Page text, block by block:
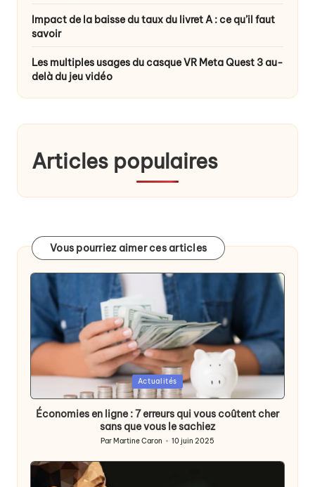
Impact de la baisse du taux du livret A : ce qu’il faut
savoir
Les multiples usages du casque VR Meta Quest 3 au-
delà du jeu vidéo
Articles populaires
Vous pourriez aimer ces articles
Posted
Actualités
Économies en ligne : 7 erreurs qui vous coûtent cher
sans que vous le sachiez
Publié
ParMartine Caron 10 juin 2025